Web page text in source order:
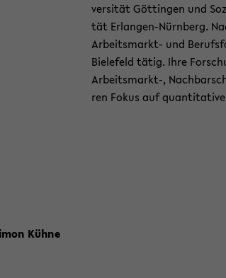
ver­si­tät Göt­tin­gen und
tät Erlangen-​Nürnberg.
Arbeitsmarkt-​ und
Bie­le­feld tätig. Ihre
Arbeitsmarkt-​,
ren Fokus auf
Kühne